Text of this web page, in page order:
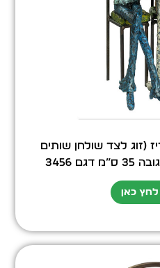
(זוג לצד שולחן שותים
כאן